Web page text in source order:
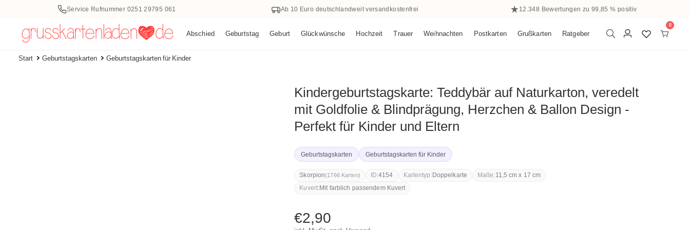
Service Rufnummer 0251 29795 061 Ab 10 Euro deutschlandweit versandkostenfrei 12.348 Bewertungen zu 99,85 % positiv
Abschied Geburtstag Geburt Glückwünsche Hochzeit Trauer Weihnachten Postkarten Grußkarten Ratgeber
Einloggen
0
0
Start Geburtstagskarten Geburtstagskarten für Kinder
Kindergeburtstagskarte: Teddybär auf Naturkarton, veredelt
mit Goldfolie & Blindprägung, Herzchen & Ballon Design -
Perfekt für Kinder und Eltern
Geburtstagskarten Geburtstagskarten für Kinder
Skorpion(1766 Karten) ID:4154 Kartentyp:Doppelkarte Maße:11,5 cm x 17 cm
Kuvert:Mit farblich passendem Kuvert
Normaler
€2,90